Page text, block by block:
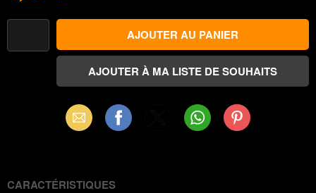
Email Facebook WhatsAppPinterest
CARACTÉRISTIQUES